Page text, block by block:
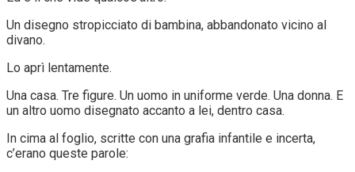
Un disegno stropicciato di bambina, abbandonato vicino al
divano.
Lo aprì lentamente.
Una casa. Tre figure. Un uomo in uniforme verde. Una donna. E
un altro uomo disegnato accanto a lei, dentro casa.
In cima al foglio, scritte con una grafia infantile e incerta,
c’erano queste parole: